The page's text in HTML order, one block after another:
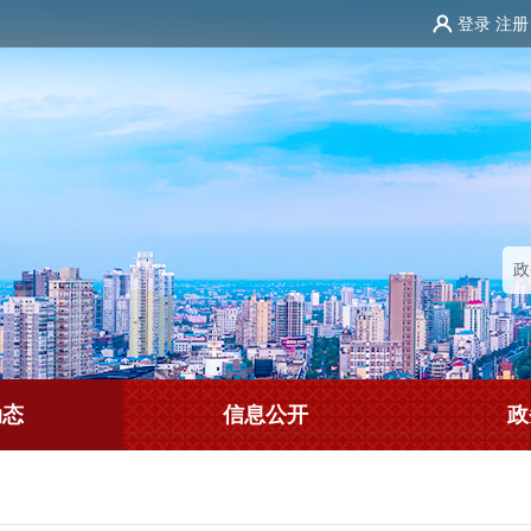
登录 注册
信息公开